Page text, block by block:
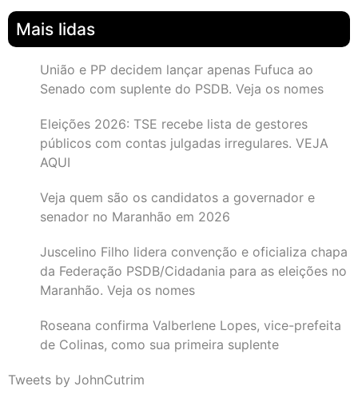
Mais lidas
União e PP decidem lançar apenas Fufuca ao
Senado com suplente do PSDB. Veja os nomes
Eleições 2026: TSE recebe lista de gestores
públicos com contas julgadas irregulares. VEJA
AQUI
Veja quem são os candidatos a governador e
senador no Maranhão em 2026
Juscelino Filho lidera convenção e oficializa chapa
da Federação PSDB/Cidadania para as eleições no
Maranhão. Veja os nomes
Roseana confirma Valberlene Lopes, vice-prefeita
de Colinas, como sua primeira suplente
Tweets by JohnCutrim